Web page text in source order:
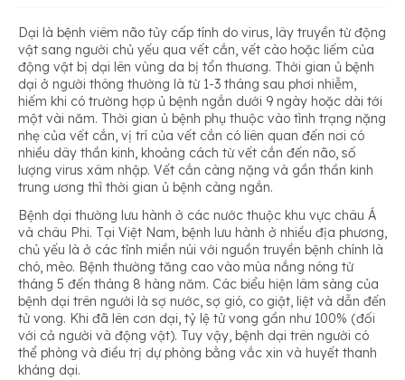
3.2. Chống chỉ định
Dại là bệnh viêm não tủy cấp tính do virus, lây truyền từ động
vật sang người chủ yếu qua vết cắn, vết cào hoặc liếm của
động vật bị dại lên vùng da bị tổn thương. Thời gian ủ bệnh
dại ở người thông thường là từ 1-3 tháng sau phơi nhiễm,
hiếm khi có trường hợp ủ bệnh ngắn dưới 9 ngày hoặc dài tới
một vài năm. Thời gian ủ bệnh phụ thuộc vào tình trạng nặng
nhẹ của vết cắn, vị trí của vết cắn có liên quan đến nơi có
nhiều dây thần kinh, khoảng cách từ vết cắn đến não, số
lượng virus xâm nhập. Vết cắn càng nặng và gần thần kinh
trung ương thì thời gian ủ bệnh càng ngắn.
Bệnh dại thường lưu hành ở các nước thuộc khu vực châu Á
và châu Phi. Tại Việt Nam, bệnh lưu hành ở nhiều địa phương,
chủ yếu là ở các tỉnh miền núi với nguồn truyền bệnh chính là
chó, mèo. Bệnh thường tăng cao vào mùa nắng nóng từ
tháng 5 đến tháng 8 hàng năm. Các biểu hiện lâm sàng của
bệnh dại trên người là sợ nước, sợ gió, co giật, liệt và dẫn đến
tử vong. Khi đã lên cơn dại, tỷ lệ tử vong gần như 100% (đối
với cả người và động vật). Tuy vậy, bệnh dại trên người có
thể phòng và điều trị dự phòng bằng vắc xin và huyết thanh
kháng dại.